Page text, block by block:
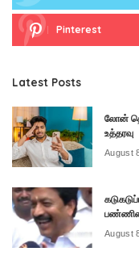
Pinterest
Latest Posts
லோன்
உத்தரவு
August
August